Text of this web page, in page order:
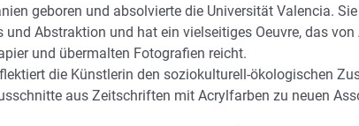
geboren und absolvierte die Universität Valencia.
und Abstraktion und hat ein vielseitiges Oeuvre, das
und übermalten Fotografien reicht.
die Künstlerin den soziokulturell-ökologischen
aus Zeitschriften mit Acrylfarben zu neuen